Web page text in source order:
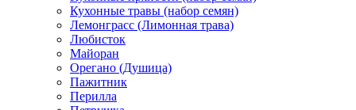
Кухонные травы (набор семян)
Лемонграсс (Лимонная трава)
Любисток
Майоран
Орегано (Душица)
Пажитник
Перилла